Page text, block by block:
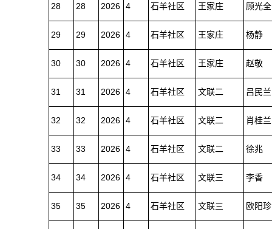
28 28 2026 4 石羊社区 王家庄 顾光全
29 29 2026 4 石羊社区 王家庄 杨静
30 30 2026 4 石羊社区 王家庄 赵敬
31 31 2026 4 石羊社区 文联二 吕民兰
32 32 2026 4 石羊社区 文联二 肖桂兰
33 33 2026 4 石羊社区 文联二 徐兆
34 34 2026 4 石羊社区 文联三 李香
35 35 2026 4 石羊社区 文联三 欧阳珍